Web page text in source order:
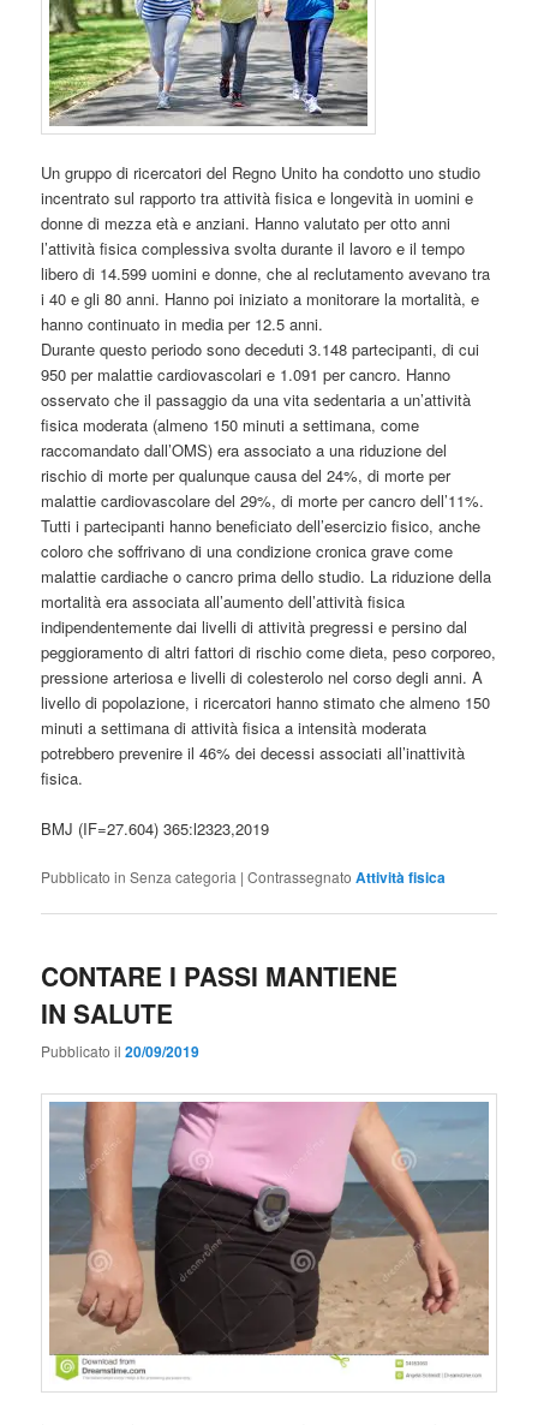
Un gruppo di ricercatori del Regno Unito ha condotto uno studio
incentrato sul rapporto tra attività fisica e longevità in uomini e
donne di mezza età e anziani. Hanno valutato per otto anni
l’attività fisica complessiva svolta durante il lavoro e il tempo
libero di 14.599 uomini e donne, che al reclutamento avevano tra
i 40 e gli 80 anni. Hanno poi iniziato a monitorare la mortalità, e
hanno continuato in media per 12.5 anni.
Durante questo periodo sono deceduti 3.148 partecipanti, di cui
950 per malattie cardiovascolari e 1.091 per cancro. Hanno
osservato che il passaggio da una vita sedentaria a un’attività
fisica moderata (almeno 150 minuti a settimana, come
raccomandato dall’OMS) era associato a una riduzione del
rischio di morte per qualunque causa del 24%, di morte per
malattie cardiovascolare del 29%, di morte per cancro dell’11%.
Tutti i partecipanti hanno beneficiato dell’esercizio fisico, anche
coloro che soffrivano di una condizione cronica grave come
malattie cardiache o cancro prima dello studio. La riduzione della
mortalità era associata all’aumento dell’attività fisica
indipendentemente dai livelli di attività pregressi e persino dal
peggioramento di altri fattori di rischio come dieta, peso corporeo,
pressione arteriosa e livelli di colesterolo nel corso degli anni. A
livello di popolazione, i ricercatori hanno stimato che almeno 150
minuti a settimana di attività fisica a intensità moderata
potrebbero prevenire il 46% dei decessi associati all’inattività
fisica.
BMJ (IF=27.604) 365:l2323,2019
Pubblicato in Senza categoria |Contrassegnato Attività fisica
CONTARE I PASSI MANTIENE
IN SALUTE
Pubblicato il20/09/2019